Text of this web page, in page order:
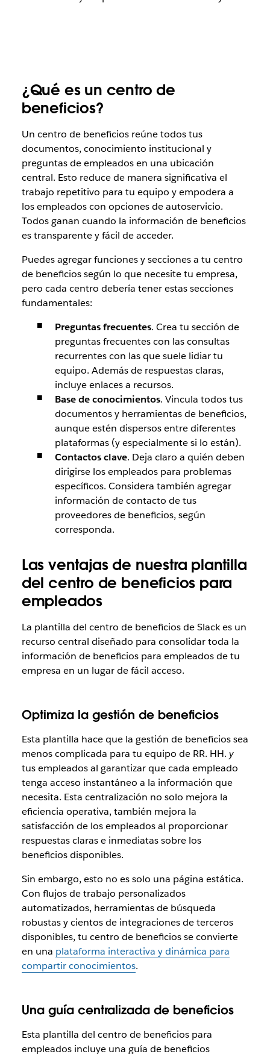
¿Qué es un centro de
beneficios?
Un centro de beneficios reúne todos tus
documentos, conocimiento institucional y
preguntas de empleados en una ubicación
central. Esto reduce de manera significativa el
trabajo repetitivo para tu equipo y empodera a
los empleados con opciones de autoservicio.
Todos ganan cuando la información de beneficios
es transparente y fácil de acceder.
Puedes agregar funciones y secciones a tu centro
de beneficios según lo que necesite tu empresa,
pero cada centro debería tener estas secciones
fundamentales:
Preguntas frecuentes. Crea tu sección de
preguntas frecuentes con las consultas
recurrentes con las que suele lidiar tu
equipo. Además de respuestas claras,
incluye enlaces a recursos.
Base de conocimientos. Vincula todos tus
documentos y herramientas de beneficios,
aunque estén dispersos entre diferentes
plataformas (y especialmente si lo están).
Contactos clave. Deja claro a quién deben
dirigirse los empleados para problemas
específicos. Considera también agregar
información de contacto de tus
proveedores de beneficios, según
corresponda.
Las ventajas de nuestra plantilla
del centro de beneficios para
empleados
La plantilla del centro de beneficios de Slack es un
recurso central diseñado para consolidar toda la
información de beneficios para empleados de tu
empresa en un lugar de fácil acceso.
Optimiza la gestión de beneficios
Esta plantilla hace que la gestión de beneficios sea
menos complicada para tu equipo de RR. HH. y
tus empleados al garantizar que cada empleado
tenga acceso instantáneo a la información que
necesita. Esta centralización no solo mejora la
eficiencia operativa, también mejora la
satisfacción de los empleados al proporcionar
respuestas claras e inmediatas sobre los
beneficios disponibles.
Sin embargo, esto no es solo una página estática‌.
Con flujos de trabajo personalizados
automatizados, herramientas de búsqueda
robustas y cientos de integraciones de terceros
disponibles, tu centro de beneficios se convierte
en una plataforma interactiva y dinámica para
compartir conocimientos.
Una guía centralizada de beneficios
Esta plantilla del centro de beneficios para
empleados incluye una guía de beneficios